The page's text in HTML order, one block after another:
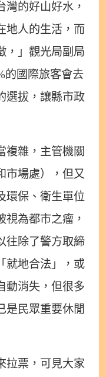
灣的好山好水，
地人的生活，而
，」觀光局副局
的國際旅客會去
選拔，讓縣市政
複雜，主管機關
市場處），但又
環保、衛生單位
視為都市之瘤，
往除了警方取締
就地合法」，或
動消失，但很多
是民眾重要休閒
拉票，可見大家